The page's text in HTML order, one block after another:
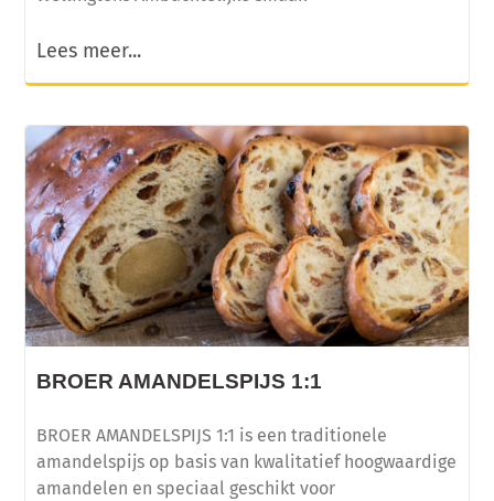
Lees meer...
BROER AMANDELSPIJS 1:1
BROER AMANDELSPIJS 1:1 is een traditionele
amandelspijs op basis van kwalitatief hoogwaardige
amandelen en speciaal geschikt voor